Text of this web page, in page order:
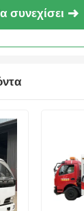
συνεχίσει